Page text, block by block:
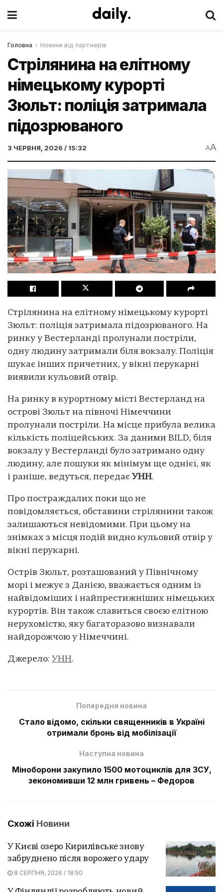
Головна Новини від партнерів
Стрілянина на елітному
німецькому курорті
Зюльт: поліція затримала
підозрюваного
3 ЧЕРВНЯ, 2026 / 15:32 AA
Стрілянина на елітному німецькому курорті
Зюльт: поліція затримала підозрюваного. На
ринку у Вестерланді пролунали постріли,
одну людину затримали біля вокзалу. Поліція
шукає інших причетних, у вікні перукарні
виявили кульовий отвір.
На ринку в курортному місті Вестерланд на
острові Зюльт на півночі Німеччини
пролунали постріли. На місце прибула велика
кількість поліцейських. За даними BILD, біля
вокзалу у Вестерланді було затримано одну
людину, але пошуки як мінімум ще однієї, як
і раніше, ведуться, передає УНН.
Про постраждалих поки що не
повідомляється, обставини стрілянини також
залишаються невідомими. При цьому на
знімках з місця подій видно кульовий отвір у
вікні перукарні.
Острів Зюльт, розташований у Північному
морі і межує з Данією, вважається одним із
найвідоміших і найпрестижніших німецьких
курортів. Він також славиться своєю елітною
нерухомістю, яку багаторазово визнавали
найдорожчою у Німеччині.
Джерело: УНН.
Попередня новина
Стало відомо, скільки священників в Україні
отримали бронь від мобілізації
Наступна новина
Міноборони закупило 1500 мотоциклів для ЗСУ,
зекономивши 12 млн гривень – Федоров
Схожі Новини
У Києві озеро Кирилівське знову
забруднено після ворожего удару
8 СЕРПНЯ, 2026 / 18:50